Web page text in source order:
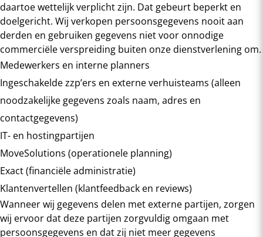
daartoe wettelijk verplicht zijn. Dat gebeurt beperkt en
doelgericht. Wij verkopen persoonsgegevens nooit aan
derden en gebruiken gegevens niet voor onnodige
commerciële verspreiding buiten onze dienstverlening om.
Medewerkers en interne planners
Ingeschakelde zzp’ers en externe verhuisteams (alleen
noodzakelijke gegevens zoals naam, adres en
contactgegevens)
IT- en hostingpartijen
MoveSolutions (operationele planning)
Exact (financiële administratie)
Klantenvertellen (klantfeedback en reviews)
Wanneer wij gegevens delen met externe partijen, zorgen
wij ervoor dat deze partijen zorgvuldig omgaan met
persoonsgegevens en dat zij niet meer gegevens